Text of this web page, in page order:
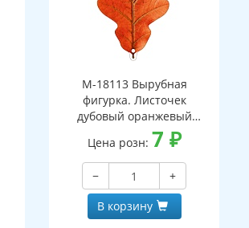
М-18113 Вырубная
фигурка. Листочек
дубовый оранжевый
(двухсторонняя, ВД-лак)
Цена розн: 7 ₽
−
+
В корзину